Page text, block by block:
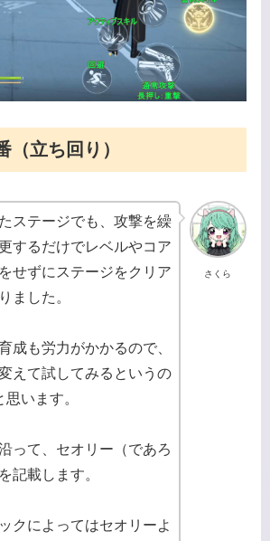
（立ち回り）
さくら
ステージでも、攻撃を繰
するだけでレベルやコア
せずにステージをクリア
ました。
成も労力がかかるので、
えて試してみるというの
います。
って、セオリー（であろ
記載します。
クによってはセオリーよ